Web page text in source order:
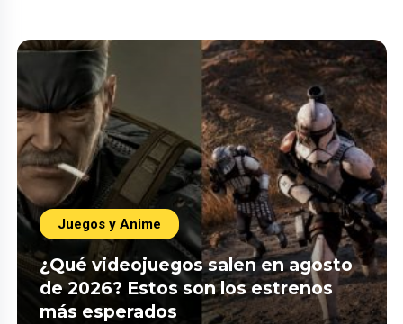
Juegos y Anime
¿Qué videojuegos salen en agosto
de 2026? Estos son los estrenos
más esperados